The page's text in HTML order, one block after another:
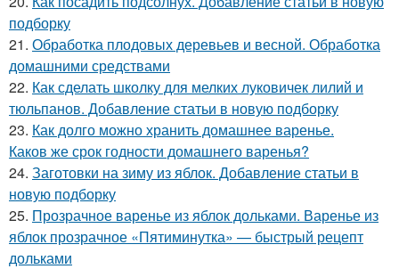
подборку
21. Обработка плодовых деревьев и весной. Обработка
домашними средствами
22. Как сделать школку для мелких луковичек лилий и
тюльпанов. Добавление статьи в новую подборку
23. Как долго можно хранить домашнее варенье.
Каков же срок годности домашнего варенья?
24. Заготовки на зиму из яблок. Добавление статьи в
новую подборку
25. Прозрачное варенье из яблок дольками. Варенье из
яблок прозрачное «Пятиминутка» — быстрый рецепт
дольками